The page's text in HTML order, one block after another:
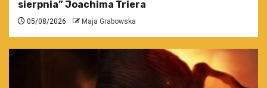
sierpnia” Joachima Triera
05/08/2026 Maja Grabowska